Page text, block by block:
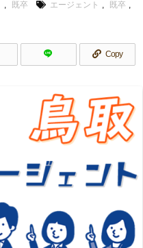
既卒 エージェント 既卒
Copy